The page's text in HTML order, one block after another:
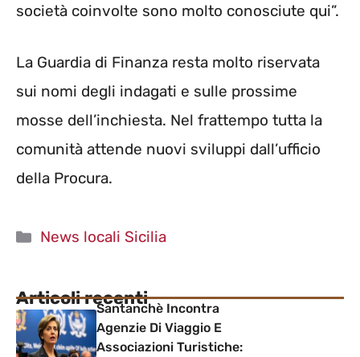
società coinvolte sono molto conosciute qui”.
La Guardia di Finanza resta molto riservata
sui nomi degli indagati e sulle prossime
mosse dell’inchiesta. Nel frattempo tutta la
comunità attende nuovi sviluppi dall’ufficio
della Procura.
Categorie
News locali Sicilia
Articoli recentiSantanchè Incontra
Agenzie Di Viaggio E
Associazioni Turistiche: